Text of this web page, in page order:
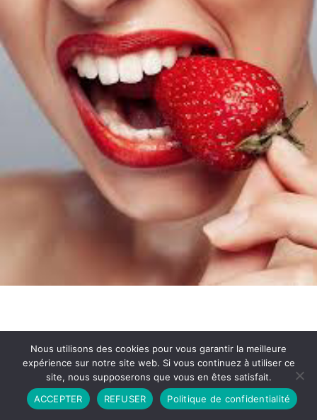
Partenariat Contact
Politique de Confidentialité
CGU
Copyright © 2026 - Propulsé par DIEUDUDIABLE
Nous utilisons des cookies pour vous garantir la meilleure
expérience sur notre site web. Si vous continuez à utiliser ce
site, nous supposerons que vous en êtes satisfait.
ACCEPTER
REFUSER Politique de confidentialité